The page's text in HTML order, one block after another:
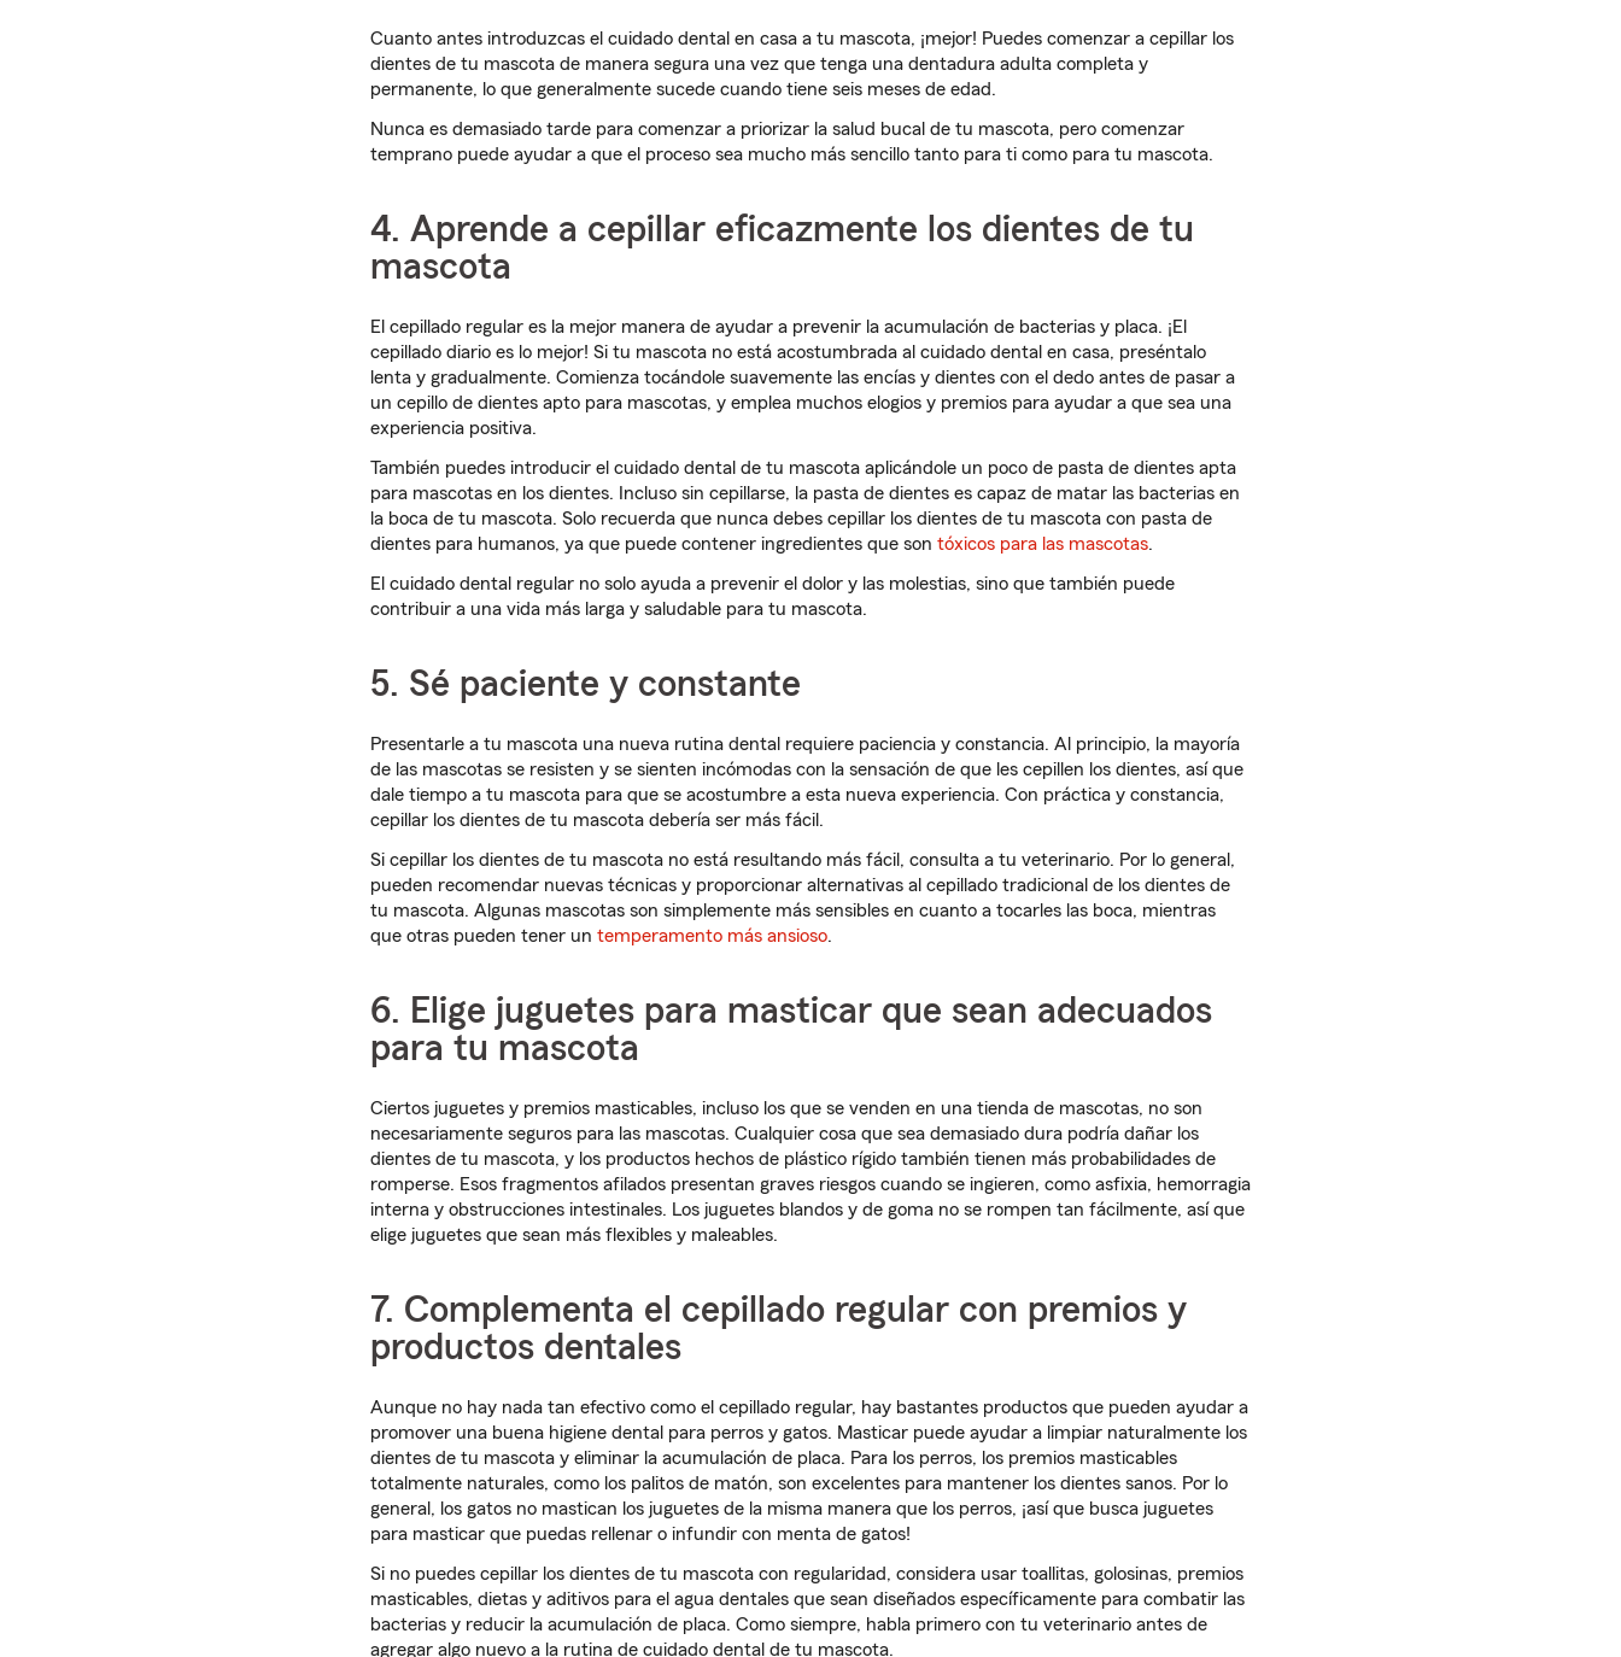
Cuanto antes introduzcas el cuidado dental en casa a tu mascota, ¡mejor! Puedes comenzar a cepillar los
dientes de tu mascota de manera segura una vez que tenga una dentadura adulta completa y
permanente, lo que generalmente sucede cuando tiene seis meses de edad.
Nunca es demasiado tarde para comenzar a priorizar la salud bucal de tu mascota, pero comenzar
temprano puede ayudar a que el proceso sea mucho más sencillo tanto para ti como para tu mascota.
4. Aprende a cepillar eficazmente los dientes de tu
mascota
El cepillado regular es la mejor manera de ayudar a prevenir la acumulación de bacterias y placa. ¡El
cepillado diario es lo mejor! Si tu mascota no está acostumbrada al cuidado dental en casa, preséntalo
lenta y gradualmente. Comienza tocándole suavemente las encías y dientes con el dedo antes de pasar a
un cepillo de dientes apto para mascotas, y emplea muchos elogios y premios para ayudar a que sea una
experiencia positiva.
También puedes introducir el cuidado dental de tu mascota aplicándole un poco de pasta de dientes apta
para mascotas en los dientes. Incluso sin cepillarse, la pasta de dientes es capaz de matar las bacterias en
la boca de tu mascota. Solo recuerda que nunca debes cepillar los dientes de tu mascota con pasta de
dientes para humanos, ya que puede contener ingredientes que son tóxicos para las mascotas.
El cuidado dental regular no solo ayuda a prevenir el dolor y las molestias, sino que también puede
contribuir a una vida más larga y saludable para tu mascota.
5. Sé paciente y constante
Presentarle a tu mascota una nueva rutina dental requiere paciencia y constancia. Al principio, la mayoría
de las mascotas se resisten y se sienten incómodas con la sensación de que les cepillen los dientes, así que
dale tiempo a tu mascota para que se acostumbre a esta nueva experiencia. Con práctica y constancia,
cepillar los dientes de tu mascota debería ser más fácil.
Si cepillar los dientes de tu mascota no está resultando más fácil, consulta a tu veterinario. Por lo general,
pueden recomendar nuevas técnicas y proporcionar alternativas al cepillado tradicional de los dientes de
tu mascota. Algunas mascotas son simplemente más sensibles en cuanto a tocarles las boca, mientras
que otras pueden tener un temperamento más ansioso.
6. Elige juguetes para masticar que sean adecuados
para tu mascota
Ciertos juguetes y premios masticables, incluso los que se venden en una tienda de mascotas, no son
necesariamente seguros para las mascotas. Cualquier cosa que sea demasiado dura podría dañar los
dientes de tu mascota, y los productos hechos de plástico rígido también tienen más probabilidades de
romperse. Esos fragmentos afilados presentan graves riesgos cuando se ingieren, como asfixia, hemorragia
interna y obstrucciones intestinales. Los juguetes blandos y de goma no se rompen tan fácilmente, así que
elige juguetes que sean más flexibles y maleables.
7. Complementa el cepillado regular con premios y
productos dentales
Aunque no hay nada tan efectivo como el cepillado regular, hay bastantes productos que pueden ayudar a
promover una buena higiene dental para perros y gatos. Masticar puede ayudar a limpiar naturalmente los
dientes de tu mascota y eliminar la acumulación de placa. Para los perros, los premios masticables
totalmente naturales, como los palitos de matón, son excelentes para mantener los dientes sanos. Por lo
general, los gatos no mastican los juguetes de la misma manera que los perros, ¡así que busca juguetes
para masticar que puedas rellenar o infundir con menta de gatos!
Si no puedes cepillar los dientes de tu mascota con regularidad, considera usar toallitas, golosinas, premios
masticables, dietas y aditivos para el agua dentales que sean diseñados específicamente para combatir las
bacterias y reducir la acumulación de placa. Como siempre, habla primero con tu veterinario antes de
agregar algo nuevo a la rutina de cuidado dental de tu mascota.